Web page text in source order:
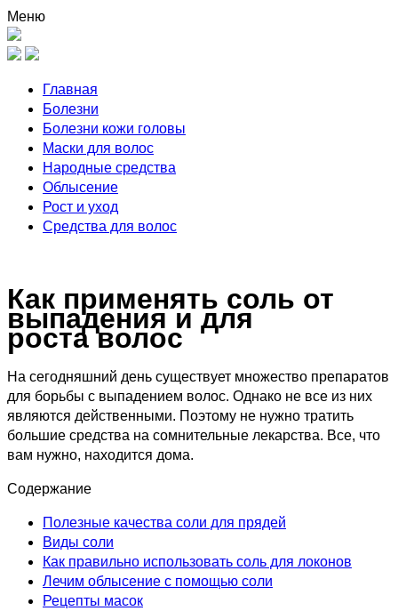
Меню
Главная
Болезни
Болезни кожи головы
Маски для волос
Народные средства
Облысение
Рост и уход
Средства для волос
Как применять соль от
выпадения и для
роста волос
На сегодняшний день существует множество препаратов
для борьбы с выпадением волос. Однако не все из них
являются действенными. Поэтому не нужно тратить
большие средства на сомнительные лекарства. Все, что
вам нужно, находится дома.
Содержание
Полезные качества соли для прядей
Виды соли
Как правильно использовать соль для локонов
Лечим облысение с помощью соли
Рецепты масок